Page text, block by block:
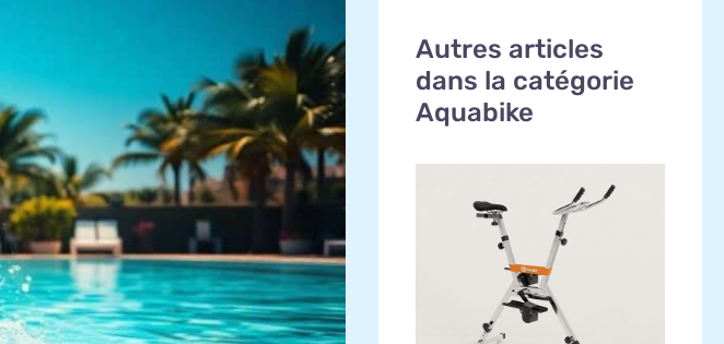
Autres articles
dans la catégorie
Aquabike